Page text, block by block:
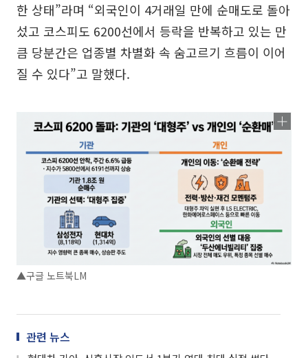
한 상태”라며 “외국인이 4거래일 만에 순매도로 돌아
섰고 코스피도 6200선에서 등락을 반복하고 있는 만
큼 당분간은 업종별 차별화 속 숨고르기 흐름이 이어
질 수 있다”고 말했다.
▲구글 노트북LM
관련 뉴스